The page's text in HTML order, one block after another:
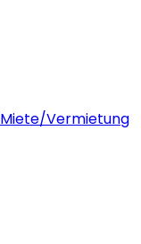
Miete/Vermietung